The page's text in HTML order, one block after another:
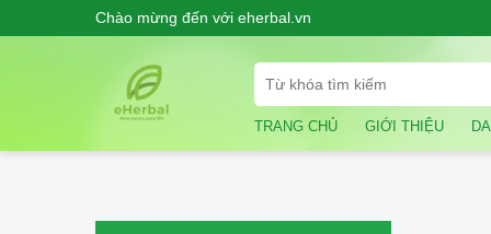
Chào mừng đến với eherbal.vn
TRANG CHỦ GIỚI THIỆU